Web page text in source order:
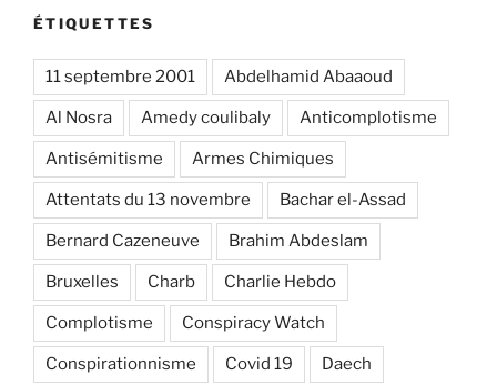
ÉTIQUETTES
11 septembre 2001 Abdelhamid Abaaoud
Al Nosra Amedy coulibaly Anticomplotisme
Antisémitisme Armes Chimiques
Attentats du 13 novembre Bachar el-Assad
Bernard Cazeneuve Brahim Abdeslam
Bruxelles Charb Charlie Hebdo
Complotisme Conspiracy Watch
Conspirationnisme Covid 19 Daech